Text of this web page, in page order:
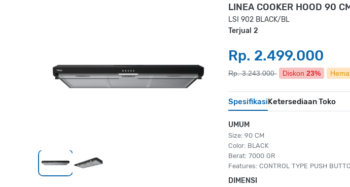
LINEA COOKER HOOD 90
LSI 902 BLACK/BL
Terjual 2
Rp. 2.499.000
Rp. 3.243.000 Diskon 23%
SpesifikasiKetersediaan Toko
UMUM
Size: 90 CM
Color: BLACK
Berat: 7000 GR
Features: CONTROL TYPE PUSH
DIMENSI